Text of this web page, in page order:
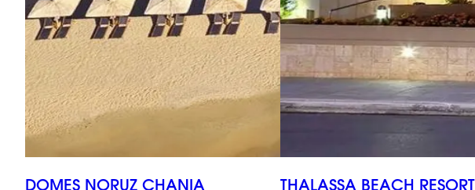
DOMES NORUZ CHANIA THALASSA BEACH RESORT